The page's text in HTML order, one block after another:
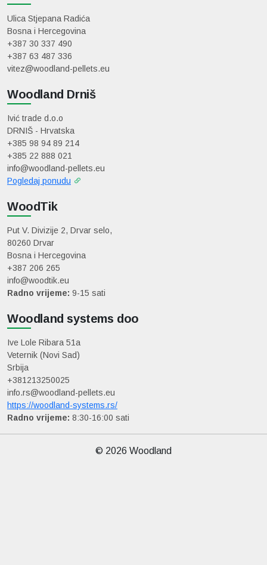
Ulica Stjepana Radića
Bosna i Hercegovina
+387 30 337 490
+387 63 487 336
vitez@woodland-pellets.eu
Woodland Drniš
Ivić trade d.o.o
DRNIŠ - Hrvatska
+385 98 94 89 214
+385 22 888 021
info@woodland-pellets.eu
Pogledaj ponudu
WoodTik
Put V. Divizije 2, Drvar selo,
80260 Drvar
Bosna i Hercegovina
+387 206 265
info@woodtik.eu
Radno vrijeme: 9-15 sati
Woodland systems doo
Ive Lole Ribara 51a
Veternik (Novi Sad)
Srbija
+381213250025
info.rs@woodland-pellets.eu
https://woodland-systems.rs/
Radno vrijeme: 8:30-16:00 sati
© 2026 Woodland